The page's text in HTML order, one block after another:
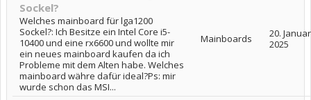
Sockel?
Welches mainboard für lga1200
Sockel?: Ich Besitze ein Intel Core i5-
10400 und eine rx6600 und wollte mir
ein neues mainboard kaufen da ich
Probleme mit dem Alten habe. Welches
mainboard währe dafür ideal?Ps: mir
wurde schon das MSI...
Mainboards
20. Januar
2025